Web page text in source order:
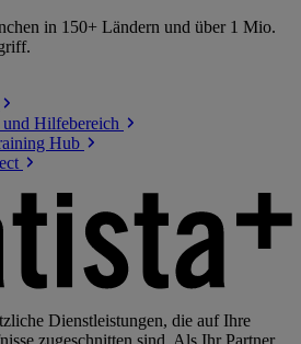
in 150+ Ländern und über 1 Mio.
Hilfebereich
Hub
Dienstleistungen, die auf Ihre
zugeschnitten sind. Als Ihr Partner